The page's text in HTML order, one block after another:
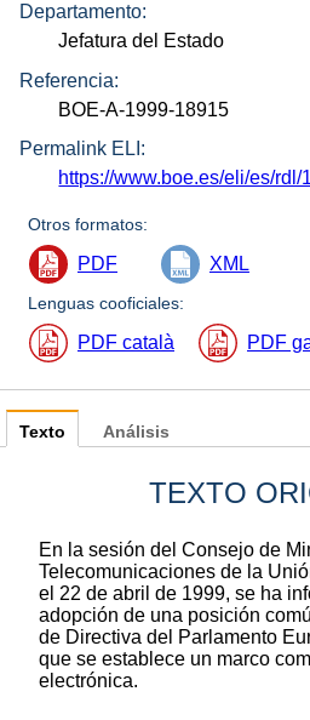
Departamento:
Jefatura del Estado
Referencia:
BOE-A-1999-18915
Permalink ELI:
https://www.boe.es/eli/es/rdl/
Otros formatos:
PDF XML
Lenguas cooficiales:
PDF català PDF
Texto
TEXTO
En la sesión del Consejo de
Telecomunicaciones de la
el 22 de abril de 1999, se ha
adopción de una posición
de Directiva del Parlamento
que se establece un marco
electrónica.
Análisis